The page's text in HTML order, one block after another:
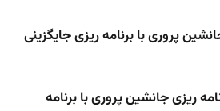
پروری با برنامه ریزی جایگزینی
ریزی جانشین پروری با برنامه